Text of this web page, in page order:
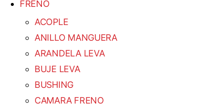
FRENO
ACOPLE
ANILLO MANGUERA
ARANDELA LEVA
BUJE LEVA
BUSHING
CAMARA FRENO